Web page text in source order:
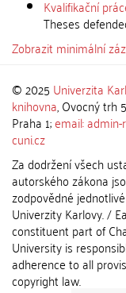
Kvalifikační
Theses
Zobrazit minimální
© 2025 Univerzita
knihovna, Ovocný trh
Praha 1;email:
cuni.cz
Za dodržení všech
autorského zákona
zodpovědné
Univerzity Karlovy. /
constituent part of
University is
adherence to all
copyright law.